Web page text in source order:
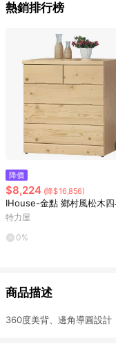
熱銷排行榜
降價
$8,224 (降$16,856)
IHouse-金點 鄉村風松木
特力屋
0%
商品描述
360度美背、邊角導